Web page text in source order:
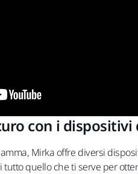
con i
Mirka offre diversi
quello che ti serve per